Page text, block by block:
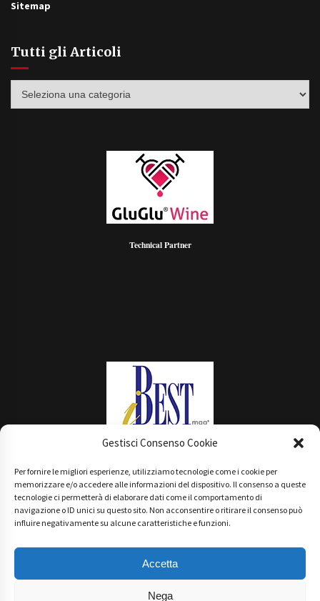
Gestisci Consenso Cookie
Per fornire le migliori esperienze, utilizziamo tecnologie come i cookie per
memorizzare e/o accedere alle informazioni del dispositivo. Il consenso a queste
tecnologie ci permetterà di elaborare dati come il comportamento di
navigazione o ID unici su questo sito. Non acconsentire o ritirare il consenso può
influire negativamente su alcune caratteristiche e funzioni.
Accetta
Nega
Sitemap
Tutti gli Articoli
Technical Partner
Main Partner